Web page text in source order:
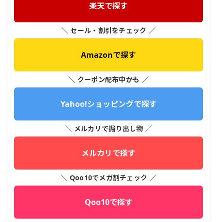
楽天で探す
＼ セール・割引をチェック ／
Amazonで探す
＼ クーポン配布中かも ／
Yahoo!ショッピングで探す
＼ メルカリで掘り出し物 ／
メルカリで探す
＼ Qoo10でメガ割チェック ／
Qoo10で探す